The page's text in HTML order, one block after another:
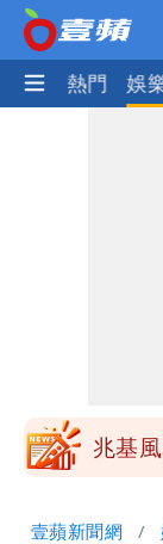
焦點 熱門 娛
勝：
中國
她親
兆基
壹蘋新聞網